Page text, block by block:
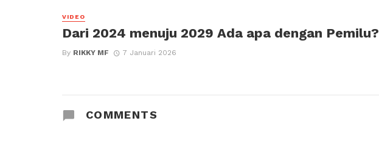
VIDEO
Dari 2024 menuju 2029 Ada apa dengan Pemilu?
By RIKKY MF 7 Januari 2026
COMMENTS